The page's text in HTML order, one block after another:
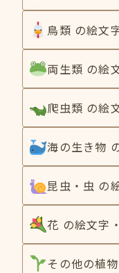
鳥類 の絵文
両生類 の絵
爬虫類 の絵
海の生き物
昆虫・虫 の
花 の絵文字
その他の植